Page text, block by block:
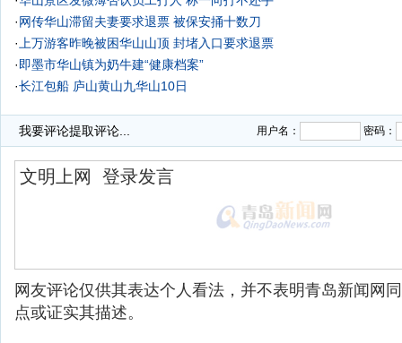
·网传华山滞留夫妻要求退票 被保安捅十数刀
· 上万游客昨晚被困华山山顶 封堵入口要求退票
· 即墨市华山镇为奶牛建“健康档案”
·长江包船 庐山黄山九华山10日
我要评论提取评论... 用户名： 密码：
网友评论仅供其表达个人看法，并不表明青岛新闻网
点或证实其描述。